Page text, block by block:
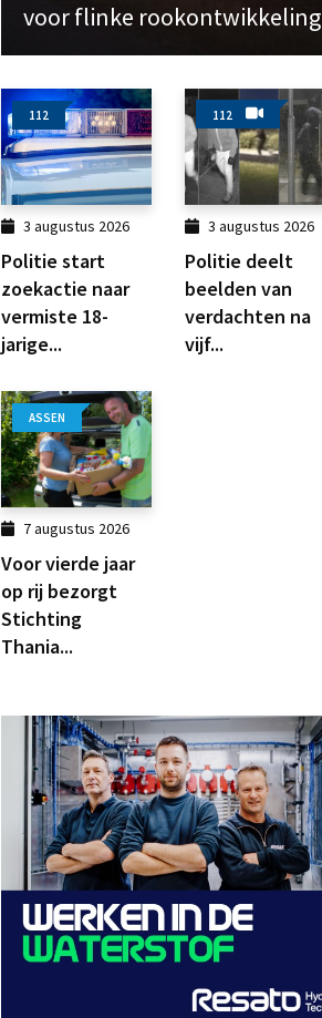
voor flinke rookontwikkeling
112
3 augustus 2026
Politie start
zoekactie naar
vermiste 18-
jarige...
112
3 augustus 2026
Politie deelt
beelden van
verdachten na
vijf...
ASSEN
7 augustus 2026
Voor vierde jaar
op rij bezorgt
Stichting
Thania...